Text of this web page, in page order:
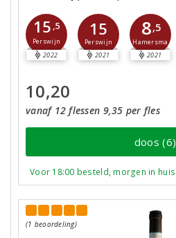
15 ,5
Perswijn
2022
15
Perswijn
2021
8,5
Hamersma
2021
10,20
vanaf 12 flessen 9,35 per fles
doos (6)
Voor 18:00 besteld, morgen in huis
(1 beoordeling)